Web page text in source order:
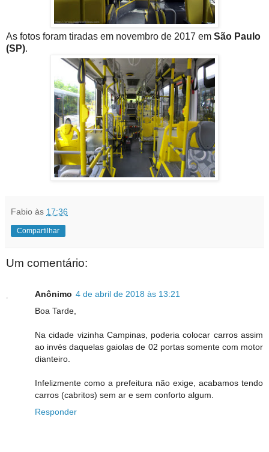
As fotos foram tiradas em novembro de 2017 em São Paulo
(SP).
Fabio às 17:36
Compartilhar
Um comentário:
Anônimo 4 de abril de 2018 às 13:21
Boa Tarde,
Na cidade vizinha Campinas, poderia colocar carros assim
ao invés daquelas gaiolas de 02 portas somente com motor
dianteiro.
Infelizmente como a prefeitura não exige, acabamos tendo
carros (cabritos) sem ar e sem conforto algum.
Responder